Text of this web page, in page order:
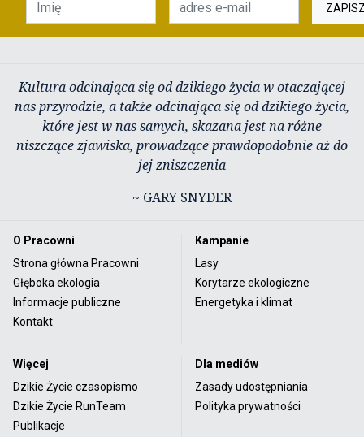
Kultura odcinająca się od dzikiego życia w otaczającej
nas przyrodzie, a także odcinająca się od dzikiego życia,
które jest w nas samych, skazana jest na różne
niszczące zjawiska, prowadzące prawdopodobnie aż do
jej zniszczenia
~ GARY SNYDER
O Pracowni
Strona główna Pracowni
Głęboka ekologia
Informacje publiczne
Kontakt
Kampanie
Lasy
Korytarze ekologiczne
Energetyka i klimat
Więcej
Dzikie Życie czasopismo
Dzikie Życie RunTeam
Publikacje
Dla mediów
Zasady udostępniania
Polityka prywatności